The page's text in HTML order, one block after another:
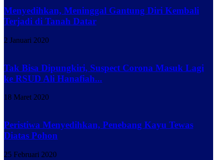
Menyedihkan, Meninggal Gantung Diri Kembali
Terjadi di Tanah Datar
2 Januari 2020
Tak Bisa Dipungkiri, Suspect Corona Masuk Lagi
ke RSUD Ali Hanafiah...
18 Maret 2020
Peristiwa Menyedihkan, Penebang Kayu Tewas
Diatas Pohon
25 Februari 2020